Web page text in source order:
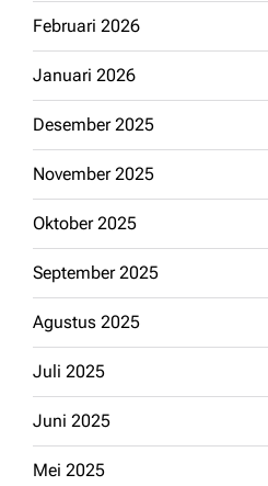
Februari 2026
Januari 2026
Desember 2025
November 2025
Oktober 2025
September 2025
Agustus 2025
Juli 2025
Juni 2025
Mei 2025